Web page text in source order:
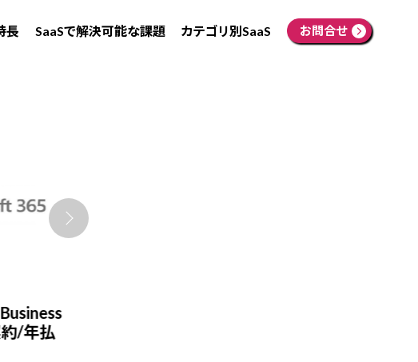
長 SaaSで解決可能な課題 カテゴリ別SaaS お問合せ
/年払